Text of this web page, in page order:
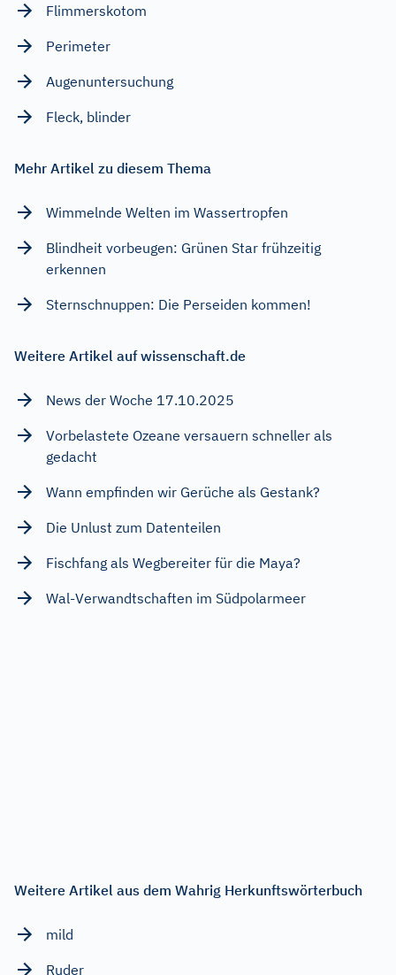
Flimmerskotom
Perimeter
Augenuntersuchung
Fleck, blinder
Mehr Artikel zu diesem Thema
Wimmelnde Welten im Wassertropfen
Blindheit vorbeugen: Grünen Star frühzeitig
erkennen
Sternschnuppen: Die Perseiden kommen!
Weitere Artikel auf wissenschaft.de
News der Woche 17.10.2025
Vorbelastete Ozeane versauern schneller als
gedacht
Wann empfinden wir Gerüche als Gestank?
Die Unlust zum Datenteilen
Fischfang als Wegbereiter für die Maya?
Wal-Verwandtschaften im Südpolarmeer
Weitere Artikel aus dem Wahrig Herkunftswörterbuch
mild
Ruder